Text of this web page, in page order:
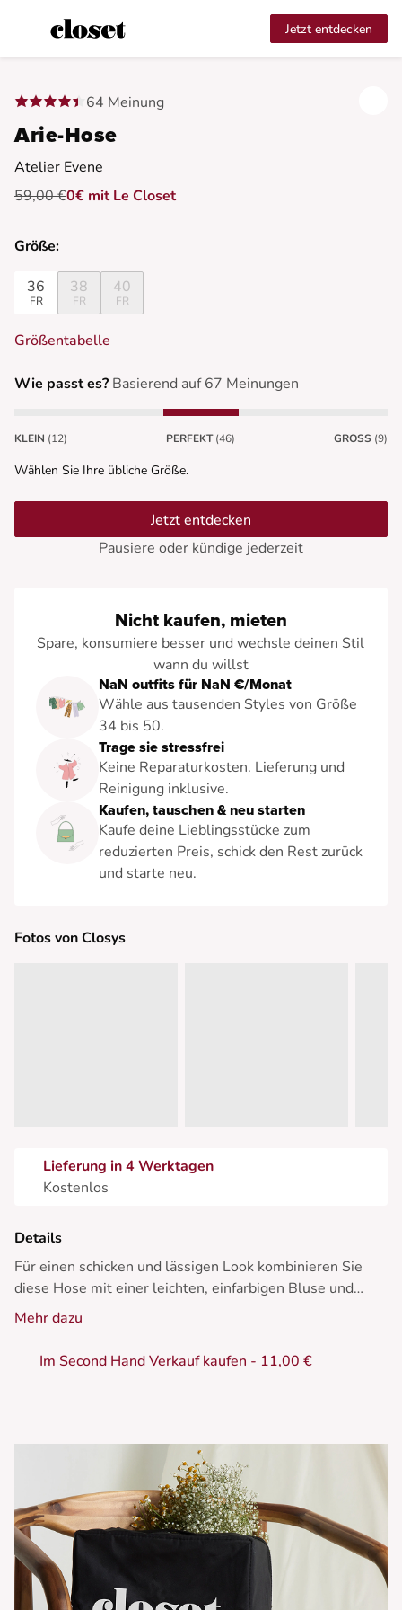
Jetzt entdecken
64 Meinung
Arie-Hose
Atelier Evene
59,00 €0€ mit Le Closet
Größe:
36
FR
38
FR
40
FR
Größentabelle
Wie passt es? Basierend auf 67 Meinungen
KLEIN (12) PERFEKT (46) GROSS (9)
Wählen Sie Ihre übliche Größe.
Jetzt entdecken
Pausiere oder kündige jederzeit
Nicht kaufen, mieten
Spare, konsumiere besser und wechsle deinen Stil
wann du willst
NaN outfits für NaN €/Monat
Wähle aus tausenden Styles von Größe
34 bis 50.
Trage sie stressfrei
Keine Reparaturkosten. Lieferung und
Reinigung inklusive.
Kaufen, tauschen & neu starten
Kaufe deine Lieblingsstücke zum
reduzierten Preis, schick den Rest zurück
und starte neu.
Fotos von Closys
Lieferung in 4 Werktagen
Kostenlos
Details
Für einen schicken und lässigen Look kombinieren Sie
diese Hose mit einer leichten, einfarbigen Bluse und
Sandalen mit Absätzen. Diese Hose ist perfekt für
stilvoll begleiten.
- Elastischer Bund
Mehr dazu
Im Second Hand Verkauf kaufen - 11,00 €